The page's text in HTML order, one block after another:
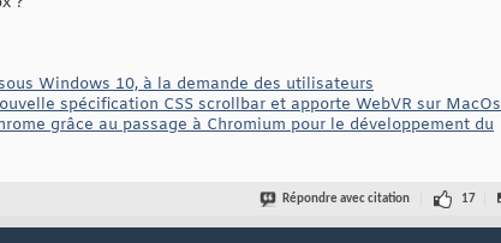
Windows 10, à la demande des utilisateurs
spécification CSS scrollbar et apporte WebVR sur MacOs
grâce au passage à Chromium pour le développement du
Répondre avec citation 17